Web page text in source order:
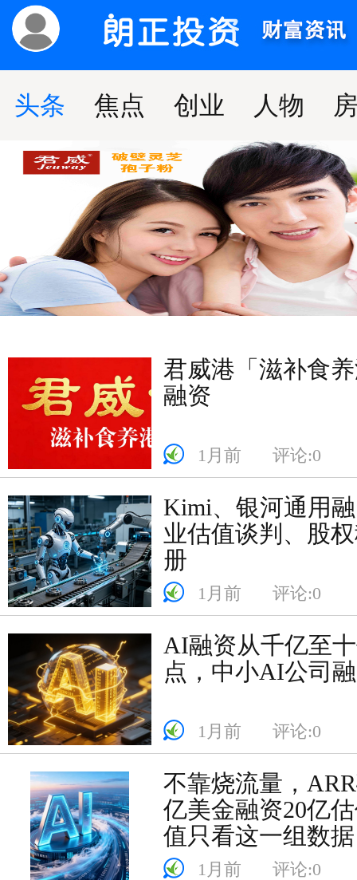
头条 焦点 创业 人物
君威港「滋补食
融资
1月前 评论:0
Kimi、银河通用
业估值谈判、股
册
1月前 评论:0
AI融资从千亿至
点，中小AI公司
1月前 评论:0
不靠烧流量，
亿美金融资20亿
值只看这一组数据
1月前 评论:0